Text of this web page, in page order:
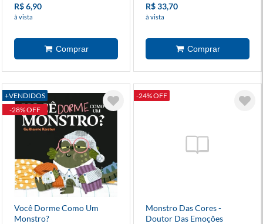
R$ 6,90
à vista
R$ 33,70
à vista
+VENDIDOS
-28% OFF
Você Dorme Como Um
Monstro?
-24% OFF
Monstro Das Cores -
Doutor Das Emoções